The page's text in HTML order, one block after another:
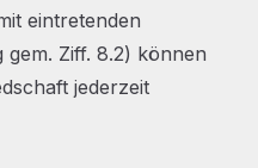
eintretenden
Ziff. 8.2) können
jederzeit